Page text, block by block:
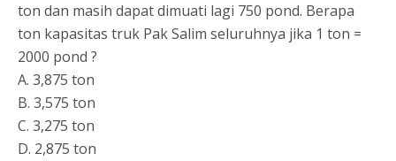
ton dan masih dapat dimuati lagi 750 pond. Berapa
ton kapasitas truk Pak Salim seluruhnya jika 1 ton =
2000 pond ?
A. 3,875 ton
B. 3,575 ton
C. 3,275 ton
D. 2,875 ton